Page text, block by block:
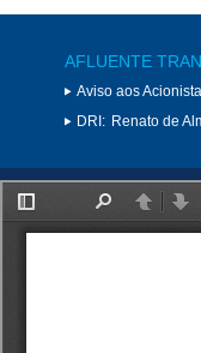
AFLUENTE
Aviso aos
DRI: Renato de